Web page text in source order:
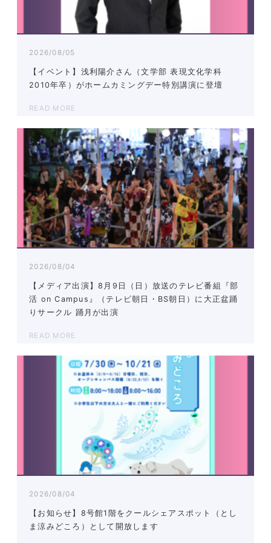
2026/08/05
【イベント】浅利陽介さん（文学部 表現文化学科
2010年卒）がホームカミングデー特別講演に登壇
READ MORE
2026/08/04
【メディア出演】8月9日（日）放送のテレビ番組『部
活 on Campus』（テレビ朝日・BS朝日）に大正盆踊
りサークル 踊月が出演
READ MORE
2026/08/04
【お知らせ】8号館1階をクールシェアスポット（とし
ま涼みどころ）として開放します